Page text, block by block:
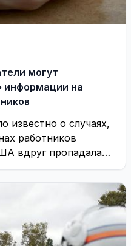
могут
информации на
известно о случаях,
работников
вдруг пропадала